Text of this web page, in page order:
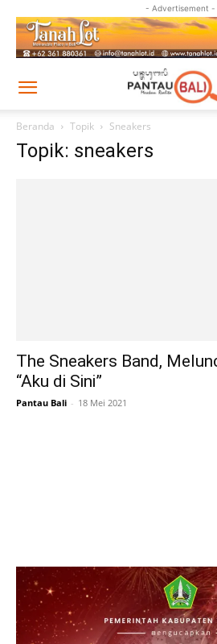
- Advertisement -
Beranda Topik Sneakers
Topik: sneakers
The Sneakers Band,
“Aku di Sini”
Pantau Bali - 18 Mei 2021